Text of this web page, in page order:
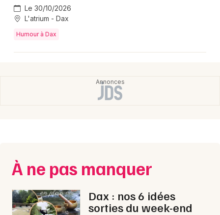
40 - Landes
Mon email
Le 30/10/2026
L'atrium - Dax
Humour à Dax
À ne pas manquer
Dax : nos 6 idées
sorties du week-end